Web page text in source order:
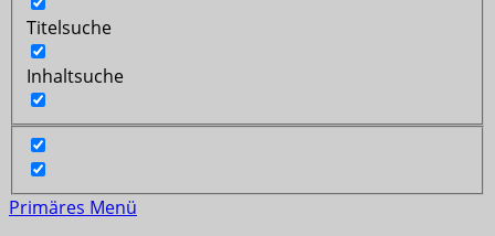
Titelsuche
Inhaltsuche
Primäres Menü